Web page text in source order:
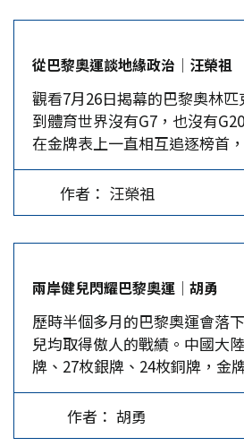
在該論文引言的前兩段，筆者
寫著「許多國家看到，未來總
姆華茲（明尼蘇達州長）領導
交政策的預期延續，與川普再
伴J.D.萬斯領導下更為孤立主
著越來越嚴重的分歧」。但在
美關係採取對抗性的態度，而
更強化了對抗，他增強了國內
大會，失去了紀念光復節的意義
節提出統一 光復節一向在韓國
它是一次朝野團結與和諧的機
1,219人，另一方面也是總統發
合。所以，是日駐韓使節團等
外國駐韓媒體特派員也忙著發
歷屆總統談話針對日本的傳統
談話集中在兩韓及統一議題。
災難、氣候變化等。希望能早日
覆。尹錫悅還責成統一部9月首
半島論壇」，邀請國內外學者
從巴黎奧運談地緣政治│汪榮祖
觀看7月26日揭幕的巴黎奧林
到體育世界沒有G7，也沒有
在金牌表上一直相互追逐榜首
40塊金牌收官，把歐洲與澳加
外。最令人驚訝的是，14億人
中國大陸在奧運賽場的崛起，
相同處。 中美奧運金牌的競逐
京首次回到奧運前，沒有得過
傳廣很有希望得十項全能金牌
恨，獲得銀牌，已屬難能可貴
在洛杉磯一舉破金，贏得15塊
女排尤其令世人驚艷。除了在
5塊金牌外，中國此後從10塊、
2008年北京奧運藉地主之利贏
作者： 汪榮祖
兩岸健兒閃耀巴黎奧運│胡勇
歷時半個多月的巴黎奧運會落
兒均取得傲人的戰績。中國大
牌、27枚銀牌、24枚銅牌，金
手，領先第三名日本整整20枚
於美國，取得夏季奧運會境外
除了爭金奪銀，大陸2000後運
作者： 胡勇